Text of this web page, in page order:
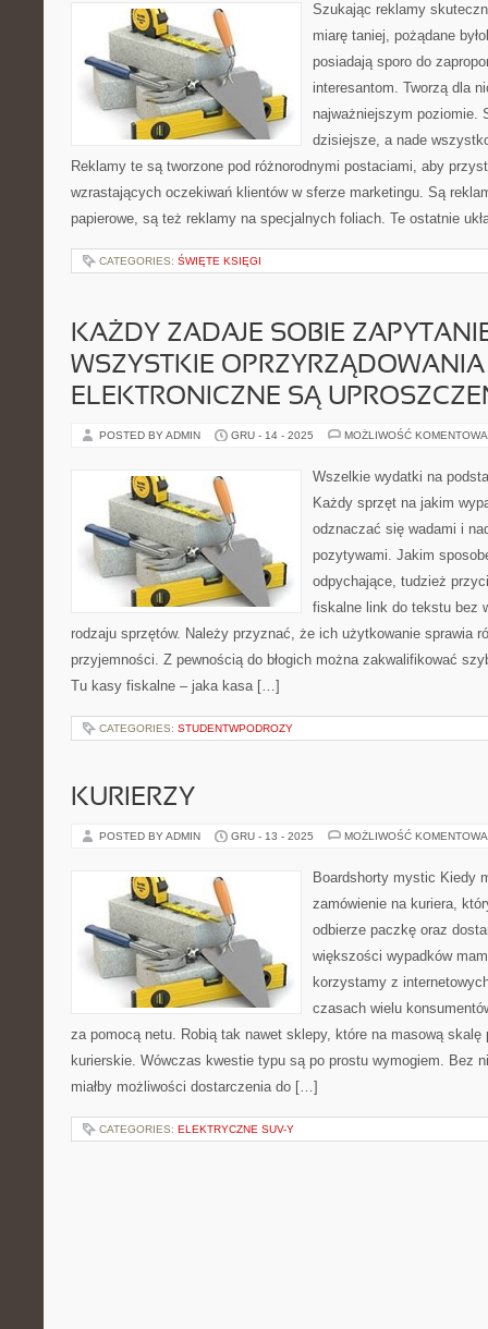
Szukając reklamy
miarę taniej, pożądane
posiadają sporo do
interesantom. Tworzą dla
najważniejszym poziomie.
dzisiejsze, a nade
Reklamy te są tworzone pod różnorodnymi postaciami, aby
wzrastających oczekiwań klientów w sferze marketingu. Są
papierowe, są też reklamy na specjalnych foliach. Te ostatnie
CATEGORIES: ŚWIĘTE KSIĘGI
KAŻDY ZADAJE SOBIE
WSZYSTKIE OPRZYRZĄDOWANIA
ELEKTRONICZNE SĄ
POSTED BY ADMIN GRU - 14 - 2025 MOŻLIWOŚĆ
Wszelkie wydatki na
Każdy sprzęt na jakim
odznaczać się wadami i
pozytywami. Jakim
odpychające, tudzież
fiskalne link do tekstu bez
rodzaju sprzętów. Należy przyznać, że ich użytkowanie sprawia
przyjemności. Z pewnością do błogich można zakwalifikować
Tu kasy fiskalne – jaka kasa […]
CATEGORIES: STUDENTWPODROZY
KURIERZY
POSTED BY ADMIN GRU - 13 - 2025 MOŻLIWOŚĆ
Boardshorty mystic Kiedy
zamówienie na kuriera,
odbierze paczkę oraz
większości wypadków
korzystamy z
czasach wielu
za pomocą netu. Robią tak nawet sklepy, które na masową skalę
kurierskie. Wówczas kwestie typu są po prostu wymogiem. Bez
miałby możliwości dostarczenia do […]
CATEGORIES: ELEKTRYCZNE SUV-Y